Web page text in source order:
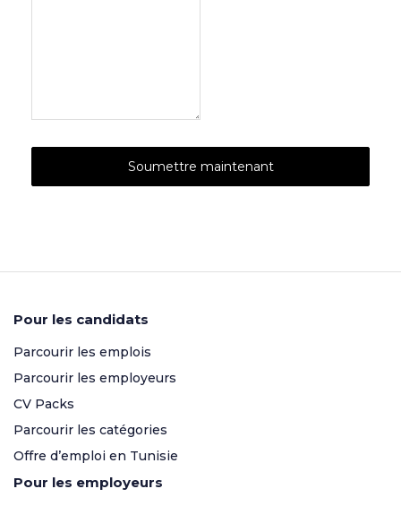
Pour les candidats
Parcourir les emplois
Parcourir les employeurs
CV Packs
Parcourir les catégories
Offre d’emploi en Tunisie
Pour les employeurs